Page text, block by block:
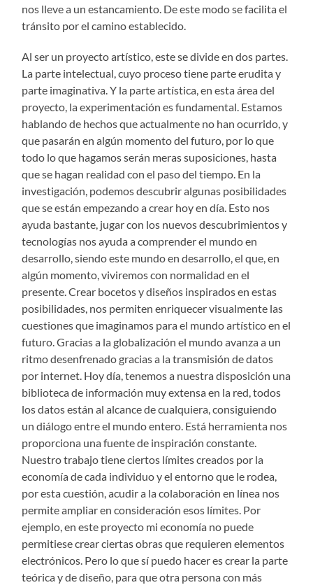
nos lleve a un estancamiento. De este modo se facilita el
tránsito por el camino establecido.
Al ser un proyecto artístico, este se divide en dos partes.
La parte intelectual, cuyo proceso tiene parte erudita y
parte imaginativa. Y la parte artística, en esta área del
proyecto, la experimentación es fundamental. Estamos
hablando de hechos que actualmente no han ocurrido, y
que pasarán en algún momento del futuro, por lo que
todo lo que hagamos serán meras suposiciones, hasta
que se hagan realidad con el paso del tiempo. En la
investigación, podemos descubrir algunas posibilidades
que se están empezando a crear hoy en día. Esto nos
ayuda bastante, jugar con los nuevos descubrimientos y
tecnologías nos ayuda a comprender el mundo en
desarrollo, siendo este mundo en desarrollo, el que, en
algún momento, viviremos con normalidad en el
presente. Crear bocetos y diseños inspirados en estas
posibilidades, nos permiten enriquecer visualmente las
cuestiones que imaginamos para el mundo artístico en el
futuro. Gracias a la globalización el mundo avanza a un
ritmo desenfrenado gracias a la transmisión de datos
por internet. Hoy día, tenemos a nuestra disposición una
biblioteca de información muy extensa en la red, todos
los datos están al alcance de cualquiera, consiguiendo
un diálogo entre el mundo entero. Está herramienta nos
proporciona una fuente de inspiración constante.
Nuestro trabajo tiene ciertos límites creados por la
economía de cada individuo y el entorno que le rodea,
por esta cuestión, acudir a la colaboración en línea nos
permite ampliar en consideración esos límites. Por
ejemplo, en este proyecto mi economía no puede
permitiese crear ciertas obras que requieren elementos
electrónicos. Pero lo que sí puedo hacer es crear la parte
teórica y de diseño, para que otra persona con más